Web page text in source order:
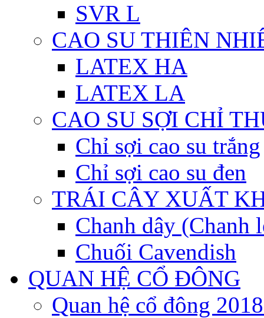
SVR L
CAO SU THIÊN
LATEX HA
LATEX LA
CAO SU SỢI CHỈ
Chỉ sợi cao su trắng
Chỉ sợi cao su đen
TRÁI CÂY XUẤT
Chanh dây (Chanh
Chuối Cavendish
QUAN HỆ CỔ ĐÔNG
Quan hệ cổ đông